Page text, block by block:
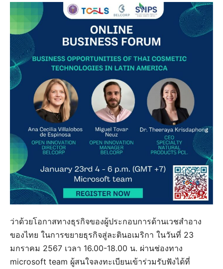
ว่าด้วยโอกาสทางธุรกิจของผู้ประกอบการด้านเวชสำอาง
ของไทย ในการขยายธุรกิจสู่ละตินอเมริกา ในวันที่ 23
มกราคม 2567 เวลา 16.00-18.00 น. ผ่านช่องทาง
microsoft team ผู้สนใจลงทะเบียนเข้าร่วมรับฟังได้ที่